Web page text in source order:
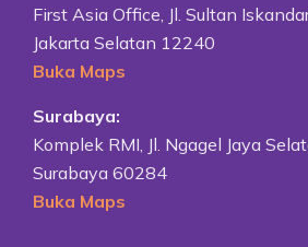
First Asia Office, Jl. Sultan
Jakarta Selatan 12240
Buka Maps
Surabaya:
Komplek RMI, Jl. Ngagel Jaya
Surabaya 60284
Buka Maps